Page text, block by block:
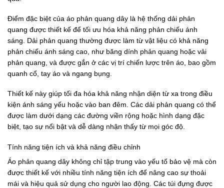
Điểm đặc biệt của áo phản quang dây là hệ thống dải phản
quang được thiết kế để tối ưu hóa khả năng phản chiếu ánh
sáng. Dải phản quang thường được làm từ vật liệu có khả năng
phản chiếu ánh sáng cao, như băng dính phản quang hoặc vải
phản quang, và được gắn ở các vị trí chiến lược trên áo, bao gồm
quanh cổ, tay áo và ngang bụng.
Thiết kế này giúp tối đa hóa khả năng nhận diện từ xa trong điều
kiện ánh sáng yếu hoặc vào ban đêm. Các dải phản quang có thể
được làm dưới dạng các đường viền rộng hoặc hình dạng đặc
biệt, tạo sự nổi bật và dễ dàng nhận thấy từ mọi góc độ.
Tính năng tiện ích và khả năng điều chỉnh
Áo phản quang dây không chỉ tập trung vào yếu tố bảo vệ mà còn
được thiết kế với nhiều tính năng tiện ích để nâng cao sự thoải
mái và hiệu quả sử dụng cho người lao động. Các túi đựng được